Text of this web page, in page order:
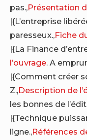
pas.,Présentation
|{L’entreprise
paresseux.,Fiche
|{La Finance
l’ouvrage. A
|{Comment créer
Z.,Description de
les bonnes de
|{Technique
ligne.,Références